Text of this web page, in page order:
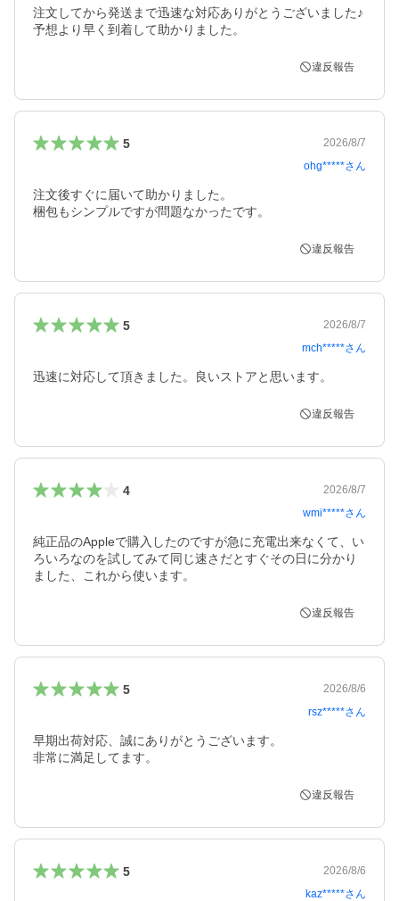
注文してから発送まで迅速な対応ありがとうございました♪
予想より早く到着して助かりました。
違反報告
5
2026/8/7
ohg*****さん
注文後すぐに届いて助かりました。
梱包もシンプルですが問題なかったです。
違反報告
5
2026/8/7
mch*****さん
迅速に対応して頂きました。良いストアと思います。
違反報告
4
2026/8/7
wmi*****さん
純正品のAppleで購入したのですが急に充電出来なくて、い
ろいろなのを試してみて同じ速さだとすぐその日に分かり
ました、これから使います。
違反報告
5
2026/8/6
rsz*****さん
早期出荷対応、誠にありがとうございます。
非常に満足してます。
違反報告
5
2026/8/6
kaz*****さん